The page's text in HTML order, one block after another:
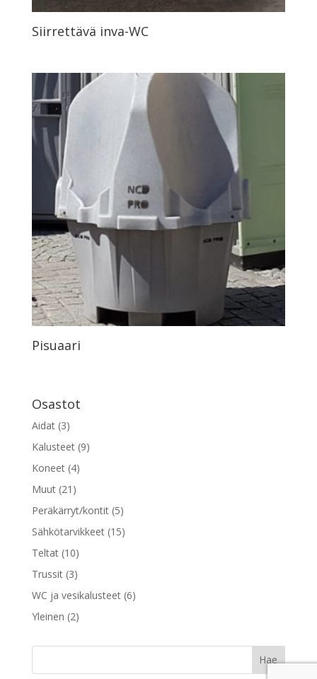
Siirrettävä inva-WC
Pisuaari
Osastot
Aidat (3)
Kalusteet (9)
Koneet (4)
Muut (21)
Peräkärryt/kontit (5)
Sähkötarvikkeet (15)
Teltat (10)
Trussit (3)
WC ja vesikalusteet (6)
Yleinen (2)